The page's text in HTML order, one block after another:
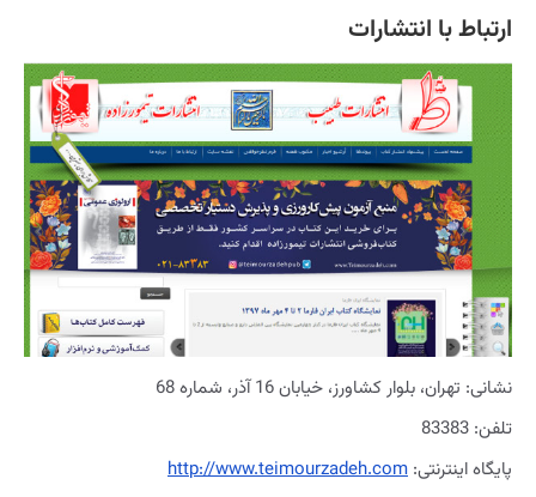
ارتباط با انتشارات
نشانی: تهران، بلوار کشاورز، خیابان 16 آذر، شماره 68
تلفن: 83383
پایگاه اینترنتی: http://www.teimourzadeh.com